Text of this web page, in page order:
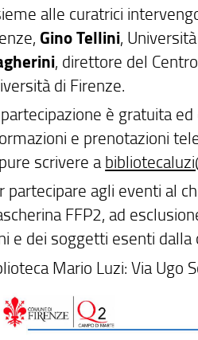
alle curatrici
Gino Tellini,
, direttore del
di Firenze.
è gratuita
e prenotazioni
scrivere a
partecipare agli eventi al
FFP2, ad
e dei soggetti esenti dalla
Mario Luzi: Via Ugo